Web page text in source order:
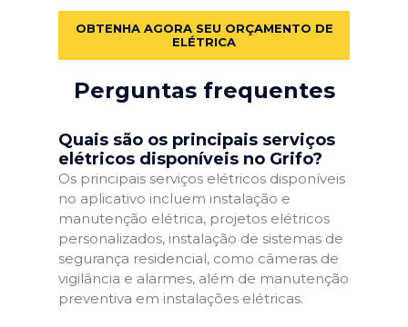
OBTENHA AGORA SEU ORÇAMENTO DE
ELÉTRICA
Perguntas frequentes
Quais são os principais serviços
elétricos disponíveis no Grifo?
Os principais serviços elétricos disponíveis
no aplicativo incluem instalação e
manutenção elétrica, projetos elétricos
personalizados, instalação de sistemas de
segurança residencial, como câmeras de
vigilância e alarmes, além de manutenção
preventiva em instalações elétricas.